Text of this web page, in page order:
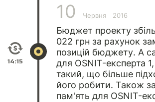
14:15
10 Червня 2016
Бюджет проекту
022 грн за рахунок
позицій бюджету. А
для OSNIT-експерта
такий, що більше
його робити. Також
пам'ять для OSNIT-